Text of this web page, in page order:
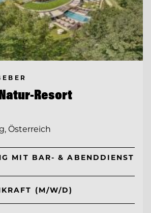
Resort
Österreich
MIT BAR- & ABENDDIENST
(M/W/D)